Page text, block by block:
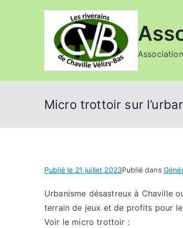
Micro trottoir sur
Publié le 21 juillet 2023Publié dans
Urbanisme désastreux à Chaville
terrain de jeux et de profits pour
Voir le micro trottoir :